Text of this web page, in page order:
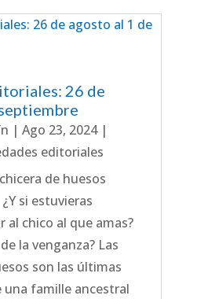
26 de
| Ago 23, 2024|
editoriales
de huesos
si estuvieras
al chico al que amas?
la venganza? Las
son las últimas
una famille ancestral